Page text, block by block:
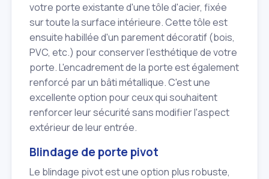
votre porte existante d'une tôle d'acier, fixée
sur toute la surface intérieure. Cette tôle est
ensuite habillée d'un parement décoratif (bois,
PVC, etc.) pour conserver l'esthétique de votre
porte. L'encadrement de la porte est également
renforcé par un bâti métallique. C'est une
excellente option pour ceux qui souhaitent
renforcer leur sécurité sans modifier l'aspect
extérieur de leur entrée.
Blindage de porte pivot
Le blindage pivot est une option plus robuste,